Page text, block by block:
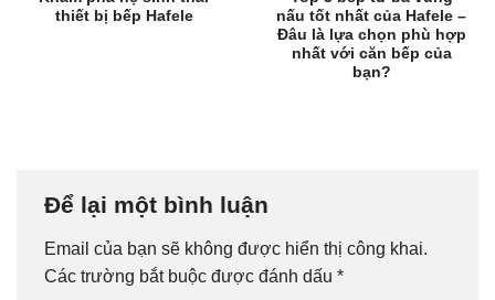
thiết bị bếp Hafele
nấu tốt nhất của Hafele –
Đâu là lựa chọn phù hợp
nhất với căn bếp của
bạn?
Để lại một bình luận
Email của bạn sẽ không được hiển thị công khai.
Các trường bắt buộc được đánh dấu *